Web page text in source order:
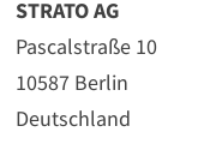
STRATO AG
Pascalstraße 10
10587 Berlin
Deutschland